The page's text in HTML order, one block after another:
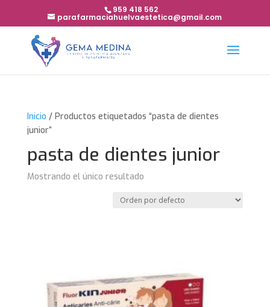
959 418 562
parafarmaciahuelvaestetica@gmail.com
Inicio / Productos etiquetados “pasta de dientes
junior”
pasta de dientes junior
Mostrando el único resultado